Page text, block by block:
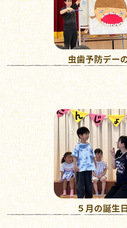
虫歯予防デー
５月の誕生